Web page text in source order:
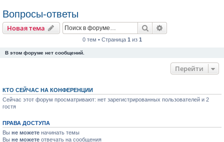
Вопросы-ответы
Новая тема Поиск
0 тем • Страница 1 из 1
В этом форуме нет сообщений.
Перейти
КТО СЕЙЧАС НА КОНФЕРЕНЦИИ
Сейчас этот форум просматривают: нет зарегистрированных пользователей и 2
гостя
ПРАВА ДОСТУПА
Вы не можете начинать темы
Вы не можете отвечать на сообщения